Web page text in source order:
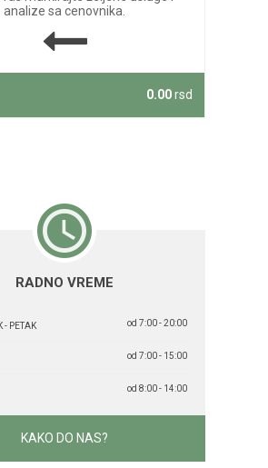
analize sa cenovnika.
0.00rsd
RADNO VREME
- PETAK od 7:00 - 20:00
od 7:00 - 15:00
od 8:00 - 14:00
KAKO DO NAS?